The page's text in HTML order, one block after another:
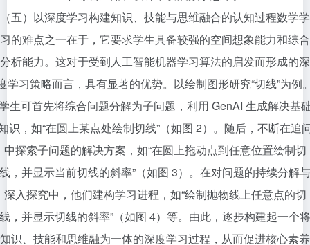
（五）以深度学习构建知识、技能与思维融合的认知过程数学学
习的难点之一在于，它要求学生具备较强的空间想象能力和综合
分析能力。这对于受到人工智能机器学习算法的启发而形成的深
学习策略而言，具有显著的优势。以绘制图形研究“切线”为例
生可首先将综合问题分解为子问题，利用 GenAI 生成解决基
识，如“在圆上某点处绘制切线”（如图 2）。随后，不断在追
中探索子问题的解决方案，如“在圆上拖动点到任意位置绘制切
线，并显示当前切线的斜率”（如图 3）。在对问题的持续分解与
深入探究中，他们建构学习进程，如“绘制抛物线上任意点的切
线，并显示切线的斜率”（如图 4）等。由此，逐步构建起一个将
知识、技能和思维融为一体的深度学习过程，从而促进核心素养